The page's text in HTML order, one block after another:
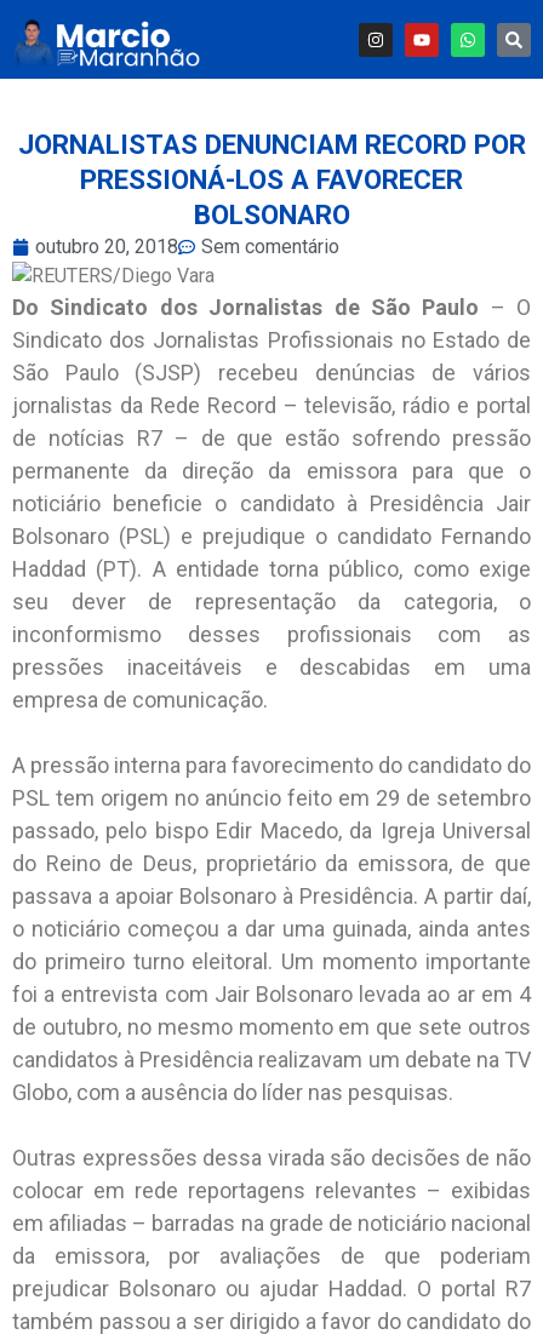
JORNALISTAS DENUNCIAM RECORD POR
PRESSIONÁ-LOS A FAVORECER
BOLSONARO
outubro 20, 2018 Sem comentário
Do Sindicato dos Jornalistas de São Paulo – O
Sindicato dos Jornalistas Profissionais no Estado de
São Paulo (SJSP) recebeu denúncias de vários
jornalistas da Rede Record – televisão, rádio e portal
de notícias R7 – de que estão sofrendo pressão
permanente da direção da emissora para que o
noticiário beneficie o candidato à Presidência Jair
Bolsonaro (PSL) e prejudique o candidato Fernando
Haddad (PT). A entidade torna público, como exige
seu dever de representação da categoria, o
inconformismo desses profissionais com as
pressões inaceitáveis e descabidas em uma
empresa de comunicação.
A pressão interna para favorecimento do candidato do
PSL tem origem no anúncio feito em 29 de setembro
passado, pelo bispo Edir Macedo, da Igreja Universal
do Reino de Deus, proprietário da emissora, de que
passava a apoiar Bolsonaro à Presidência. A partir daí,
o noticiário começou a dar uma guinada, ainda antes
do primeiro turno eleitoral. Um momento importante
foi a entrevista com Jair Bolsonaro levada ao ar em 4
de outubro, no mesmo momento em que sete outros
candidatos à Presidência realizavam um debate na TV
Globo, com a ausência do líder nas pesquisas.
Outras expressões dessa virada são decisões de não
colocar em rede reportagens relevantes – exibidas
em afiliadas – barradas na grade de noticiário nacional
da emissora, por avaliações de que poderiam
prejudicar Bolsonaro ou ajudar Haddad. O portal R7
também passou a ser dirigido a favor do candidato do